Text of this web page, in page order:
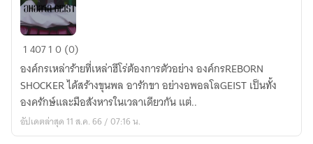
จอม
เพชฌฆาต​
อ
พอลโล
GEIST
140710 (0)
องค์กร​เหล่าร้ายที่เหล่าฮีโร่ต้องการตัวอย่าง องค์กร​REBORN
SHOCKER ได้สร้างขุนพล อารักขา อย่างอพอลโลGEIST เป็นทั้ง
องครักษ์​และมือสังหาร​ในเวลาเดียวกัน แต่..
อัปเดตล่าสุด 11 ส.ค. 66 / 07:16 น.